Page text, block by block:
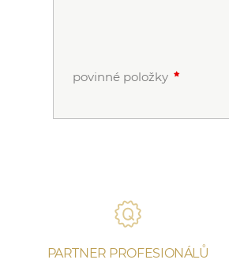
povinné položky
PARTNER PROFESIONÁLŮ